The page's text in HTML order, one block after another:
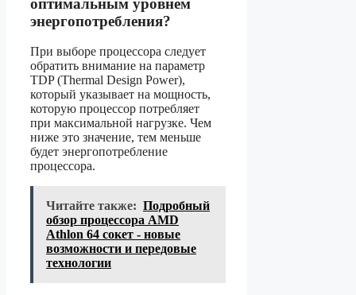
энергопотребления?
При выборе процессора следует
обратить внимание на параметр
TDP (Thermal Design Power),
который указывает на мощность,
которую процессор потребляет
при максимальной нагрузке. Чем
ниже это значение, тем меньше
будет энергопотребление
процессора.
Читайте также: Подробный
обзор процессора AMD
Athlon 64 сокет - новые
возможности и передовые
технологии